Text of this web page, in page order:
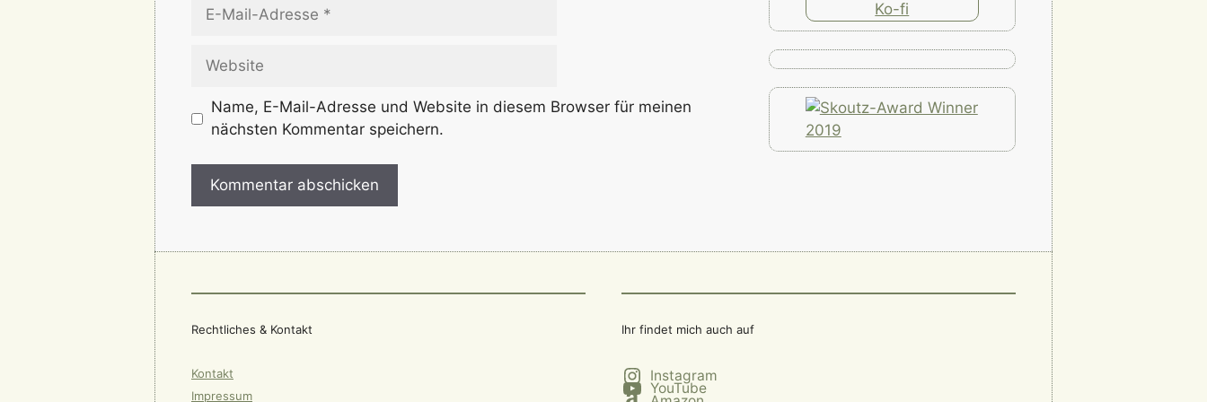
Website
Name, E-Mail-Adresse und Website in diesem Browser für meinen
nächsten Kommentar speichern.
Rechtliches & Kontakt
Kontakt
Impressum
Ihr findet mich auch auf
Instagram
YouTube